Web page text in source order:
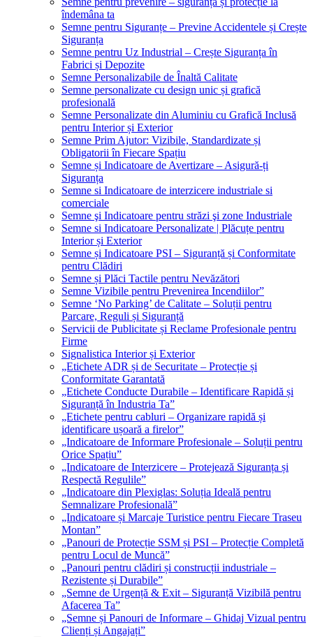
îndemâna ta
Semne pentru Siguranțe – Previne Accidentele și Crește
Siguranța
Semne pentru Uz Industrial – Crește Siguranța în
Fabrici și Depozite
Semne Personalizabile de Înaltă Calitate
Semne personalizate cu design unic și grafică
profesională
Semne Personalizate din Aluminiu cu Grafică Inclusă
pentru Interior și Exterior
Semne Prim Ajutor: Vizibile, Standardizate și
Obligatorii în Fiecare Spațiu
Semne și Indicatoare de Avertizare – Asigură-ți
Siguranța
Semne si Indicatoare de interzicere industriale si
comerciale
Semne şi Indicatoare pentru străzi şi zone Industriale
Semne si Indicatoare Personalizate | Plăcuțe pentru
Interior și Exterior
Semne și Indicatoare PSI – Siguranță și Conformitate
pentru Clădiri
Semne și Plăci Tactile pentru Nevăzători
Semne Vizibile pentru Prevenirea Incendiilor”
Semne ‘No Parking’ de Calitate – Soluții pentru
Parcare, Reguli și Siguranță
Servicii de Publicitate și Reclame Profesionale pentru
Firme
Signalistica Interior și Exterior
„Etichete ADR și de Securitate – Protecție și
Conformitate Garantată
„Etichete Conducte Durabile – Identificare Rapidă și
Siguranță în Industria Ta”
„Etichete pentru cabluri – Organizare rapidă și
identificare ușoară a firelor”
„Indicatoare de Informare Profesionale – Soluții pentru
Orice Spațiu”
„Indicatoare de Interzicere – Protejează Siguranța și
Respectă Regulile”
„Indicatoare din Plexiglas: Soluția Ideală pentru
Semnalizare Profesională”
„Indicatoare și Marcaje Turistice pentru Fiecare Traseu
Montan”
„Panouri de Protecție SSM și PSI – Protecție Completă
pentru Locul de Muncă”
„Panouri pentru clădiri și construcții industriale –
Rezistente și Durabile”
„Semne de Urgență & Exit – Siguranță Vizibilă pentru
Afacerea Ta”
„Semne și Panouri de Informare – Ghidaj Vizual pentru
Clienți și Angajați”